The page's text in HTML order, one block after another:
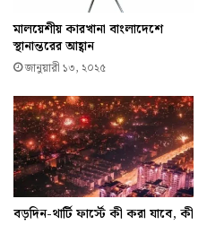
মালয়েশীয় কারখানা বাংলাদেশে
স্থানান্তরের আহ্বান
জানুয়ারী ১৩, ২০২৫
বড়দিন-থার্টি ফার্স্টে কী করা যাবে, কী